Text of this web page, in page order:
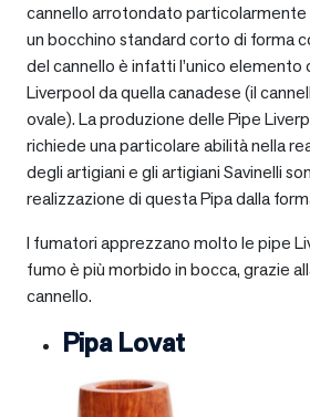
cannello arrotondato
un bocchino standard corto di forma
del cannello è infatti l’unico elemento
Liverpool da quella canadese (il
ovale). La produzione delle Pipe
richiede una particolare abilità nella
degli artigiani e gli artigiani Savinelli
realizzazione di questa Pipa dalla
I fumatori apprezzano molto le pipe
fumo è più morbido in bocca, grazie
cannello.
Pipa Lovat